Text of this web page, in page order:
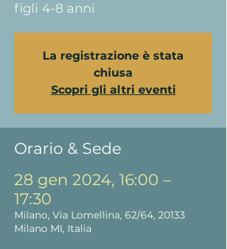
figli 4-8 anni
La registrazione è stata
chiusa
Scopri gli altri eventi
Orario & Sede
28 gen 2024, 16:00 –
17:30
Milano, Via Lomellina, 62/64, 20133
Milano MI, Italia